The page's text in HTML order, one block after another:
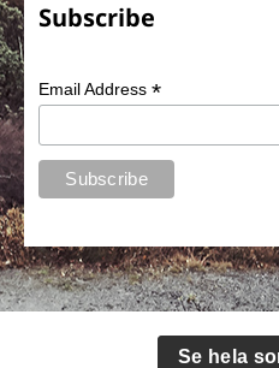
Subscribe
Email Address*
Se hela